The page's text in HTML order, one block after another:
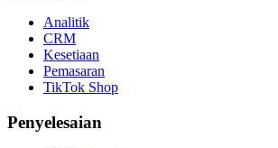
Analitik
CRM
Kesetiaan
Pemasaran
TikTok Shop
Penyelesaian